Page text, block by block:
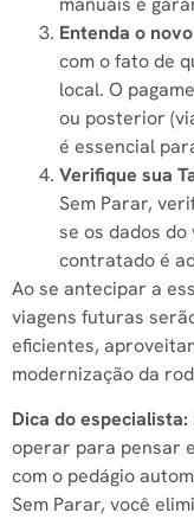
Entenda o
com o fato de
local. O
ou posterior
é essencial
Verifique sua
Sem Parar,
se os dados
contratado é
Ao se antecipar a
viagens futuras
eficientes,
modernização da
Dica do especialista:
operar para pensar
com o pedágio
Sem Parar, você